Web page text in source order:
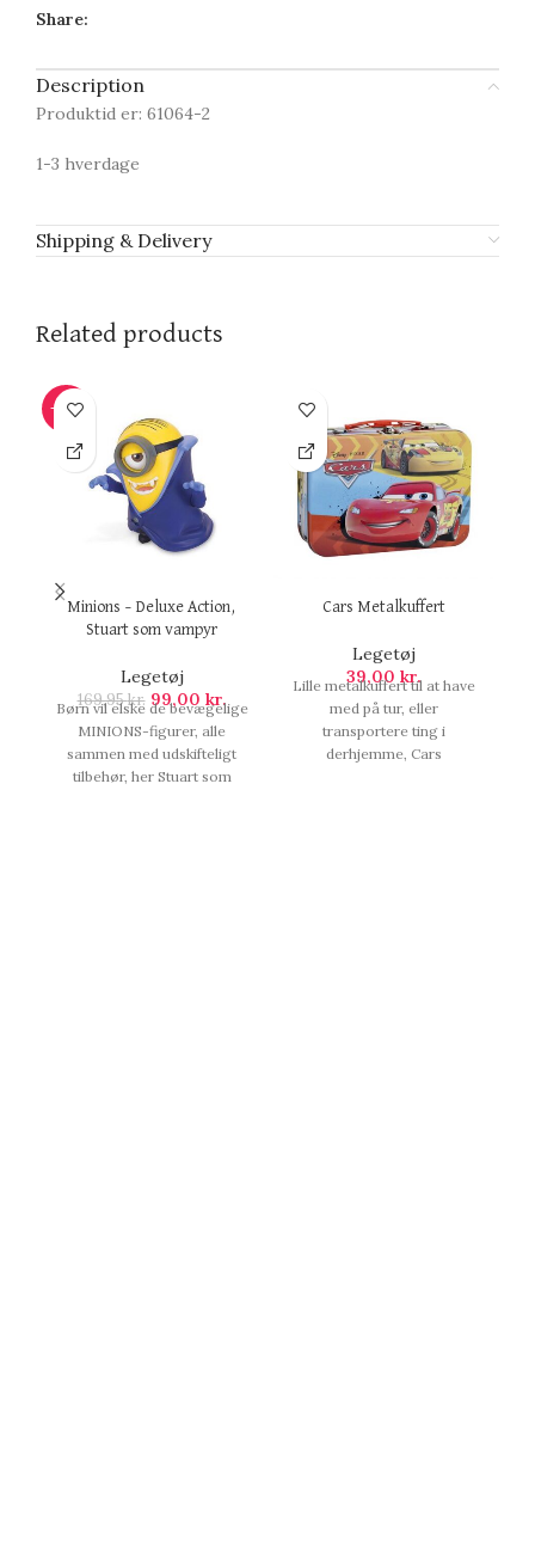
Share:
Description
Produktid er: 61064-2
1-3 hverdage
Shipping & Delivery
Related products
-42%
Minions – Deluxe Action,
Stuart som vampyr
Legetøj
169,95kr. 99,00 kr.
Børn vil elske de bevægelige
MINIONS-figurer, alle
sammen med udskifteligt
tilbehør, her Stuart som
Cars Metalkuffert
Legetøj
39,00 kr.
Lille metalkuffert til at have
med på tur, eller
transportere ting i
derhjemme, Cars